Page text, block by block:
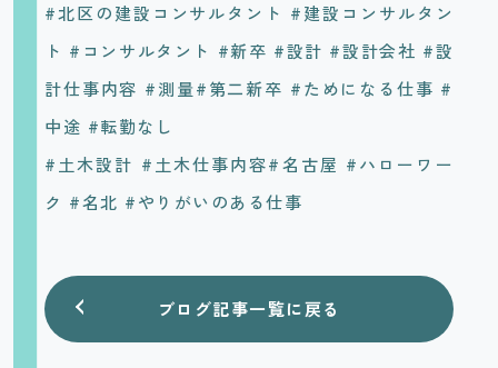
#北区の建設コンサルタント #建設コンサルタン
ト #コンサルタント #新卒 #設計 #設計会社 #設
計仕事内容 #測量#第二新卒 #ためになる仕事 #
中途 #転勤なし
#土木設計 #土木仕事内容#名古屋 #ハローワー
ク #名北 #やりがいのある仕事
ブログ記事一覧に戻る